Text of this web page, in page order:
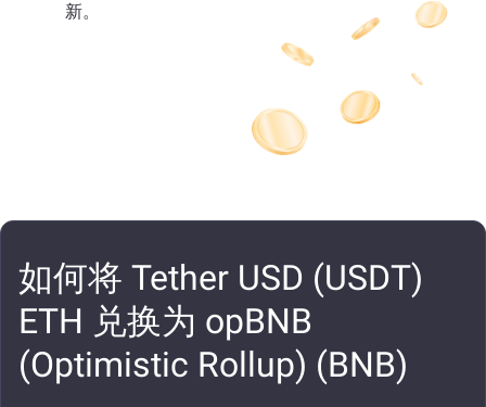
新。
如何将 Tether USD (USDT)
ETH 兑换为 opBNB
(Optimistic Rollup) (BNB)